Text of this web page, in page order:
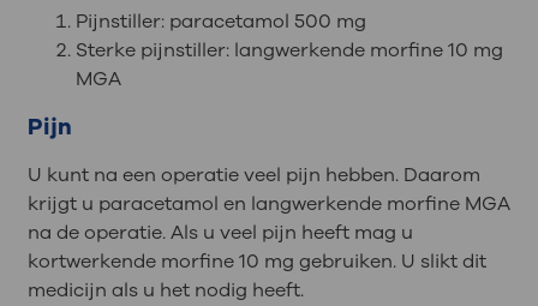
Pijnstiller: paracetamol 500 mg
Sterke pijnstiller: langwerkende morfine 10 mg
MGA
Pijn
U kunt na een operatie veel pijn hebben. Daarom
krijgt u paracetamol en langwerkende morfine MGA
na de operatie. Als u veel pijn heeft mag u
kortwerkende morfine 10 mg gebruiken. U slikt dit
medicijn als u het nodig heeft.